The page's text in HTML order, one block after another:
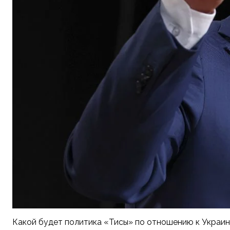
Какой будет политика «Тисы» по отношению к